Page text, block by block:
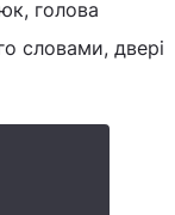
голова
словами, двері